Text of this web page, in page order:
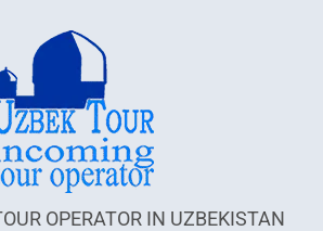
OPERATOR IN UZBEKISTAN